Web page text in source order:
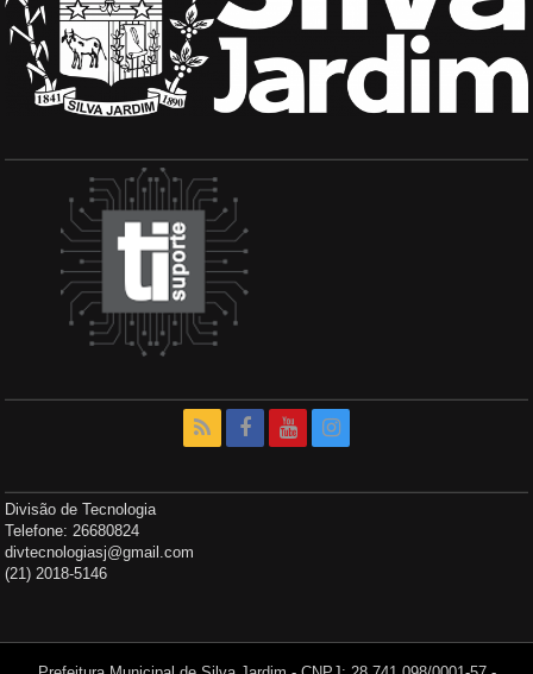
Divisão de Tecnologia
Telefone: 26680824
divtecnologiasj@gmail.com
(21) 2018-5146